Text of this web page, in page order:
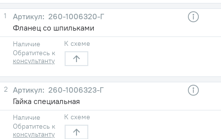
1
260-1006320-Г
Фланец со шпильками
Наличие
Обратитесь к
консультанту
К схеме
2
260-1006323-Г
Гайка специальная
Наличие
Обратитесь к
консультанту
К схеме